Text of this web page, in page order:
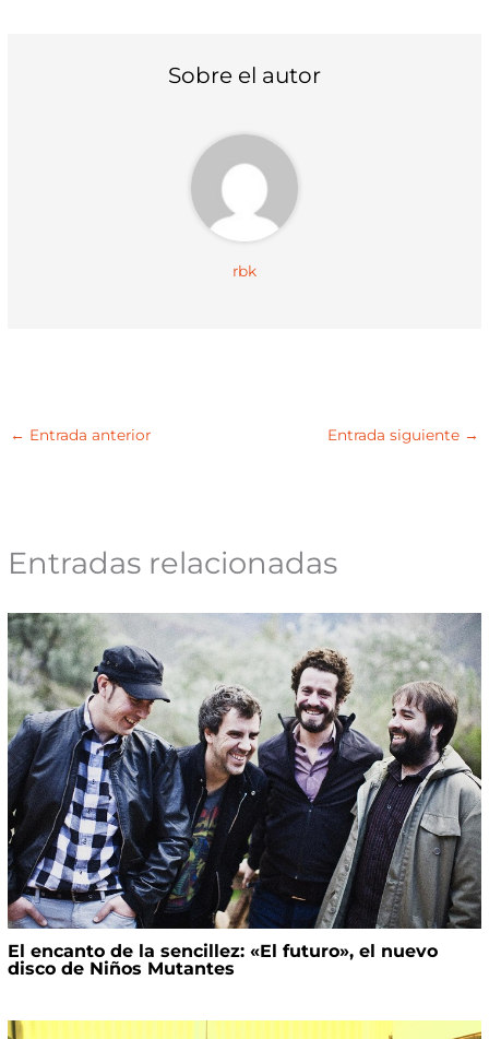
k
Sobre el autor
rbk
← Entrada anterior Entrada siguiente →
Entradas relacionadas
El encanto de la sencillez: «El futuro», el nuevo
disco de Niños Mutantes